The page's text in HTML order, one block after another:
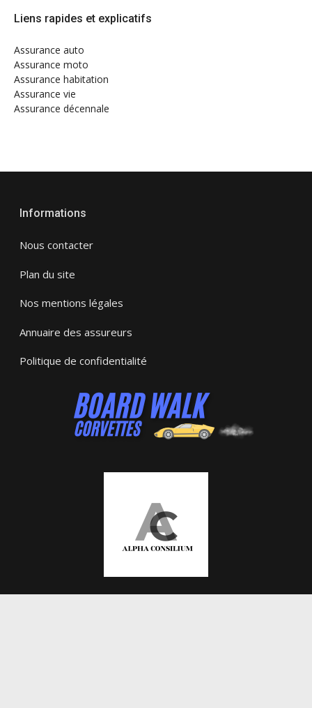
Liens rapides et explicatifs
Assurance auto
Assurance moto
Assurance habitation
Assurance vie
Assurance décennale
Informations
Nous contacter
Plan du site
Nos mentions légales
Annuaire des assureurs
Politique de confidentialité